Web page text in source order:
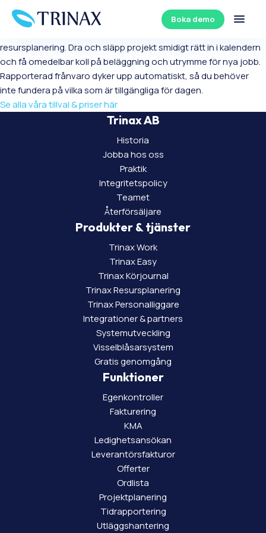
Boka demo
Resursplanering
Planera enkelt in projekten per dag, tid och anställd med vår
resursplanering. Dra och släpp projekt smidigt rätt in i kalendern
och få omedelbar koll på beläggning och utrymme för nya jobb.
Rapporterad frånvaro dyker upp automatiskt, så du behöver
inte fundera på vilka som är tillgängliga för dagen.
Se alla våra tillval & priser här
Trinax AB
Historia
Jobba hos oss
Praktik
Integritetspolicy
Teamet
Återförsäljare
Produkter & tjänster
Trinax Work
Trinax Easy
Trinax Körjournal
Trinax Resursplanering
Trinax Personalliggare
Integrationer & partners
Systemutveckling
Visselblåsarsystem
Gratis genomgång
Funktioner
Egenkontroller
Fakturering
KMA
Ledighetsansökan
Leverantörsfakturor
Offerter
Ordlista
Projektplanering
Tidrapportering
Utläggshantering